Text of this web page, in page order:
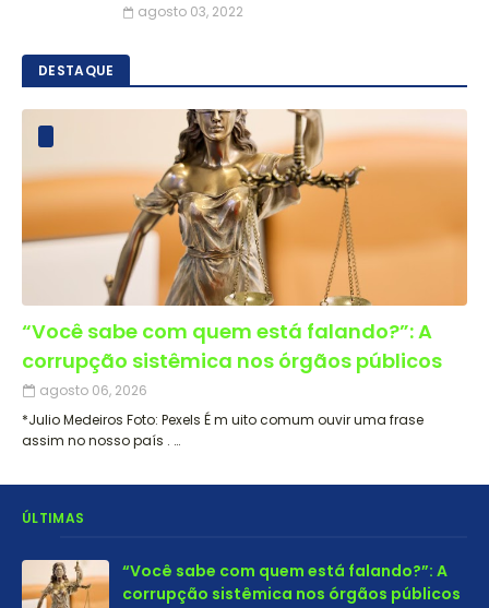
agosto 03, 2022
DESTAQUE
“Você sabe com quem está falando?”: A
corrupção sistêmica nos órgãos públicos
agosto 06, 2026
*Julio Medeiros Foto: Pexels É m uito comum ouvir uma frase
assim no nosso país . …
ÚLTIMAS
“Você sabe com quem está falando?”: A
corrupção sistêmica nos órgãos públicos